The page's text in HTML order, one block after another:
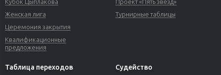
Кубок Цыплакова
Женская лига
Церемония закрытия
Квалификационные
предложения
Проект «Пять звезд»
Турнирные таблицы
Таблица переходов Судейство